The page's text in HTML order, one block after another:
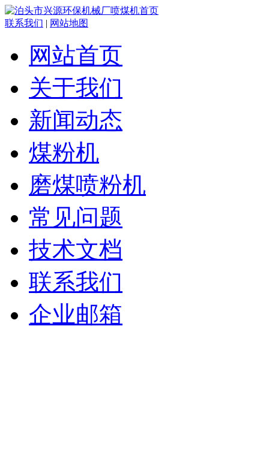
联系我们 | 网站地图
网站首页
关于我们
新闻动态
煤粉机
磨煤喷粉机
常见问题
技术文档
联系我们
企业邮箱